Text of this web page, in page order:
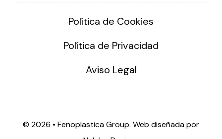
Política de Cookies
Política de Privacidad
Aviso Legal
© 2026 • Fenoplastica Group. Web diseñada por